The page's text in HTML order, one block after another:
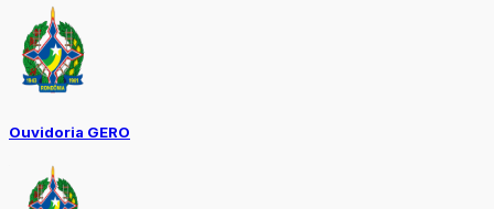
Ouvidoria GERO